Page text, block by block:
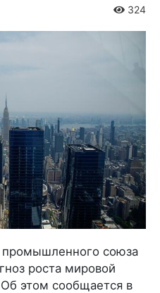
324
промышленного союза
роста мировой
этом сообщается в